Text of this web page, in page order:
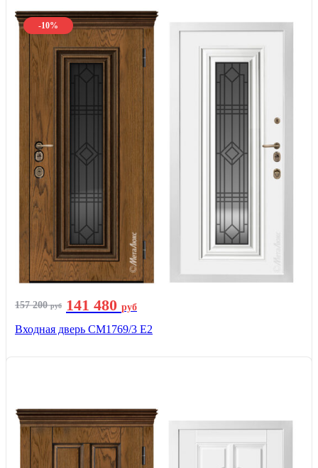
-10%
157 200руб 141 480 руб
Входная дверь СМ1769/3 Е2